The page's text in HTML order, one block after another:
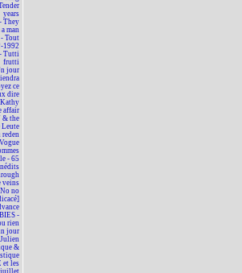
years
They
man
Tout
1992
Tutti
frutti
jour
ce
dire
affair
& the
Leute
reden
- 65
veins
no
-
rien
jour
&
et les
juillet